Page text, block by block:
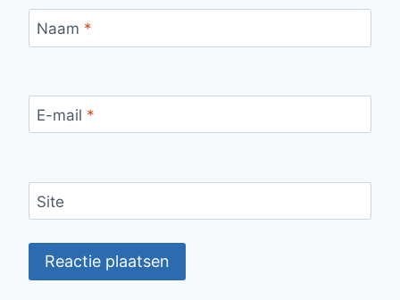
Naam *
E-mail *
Site